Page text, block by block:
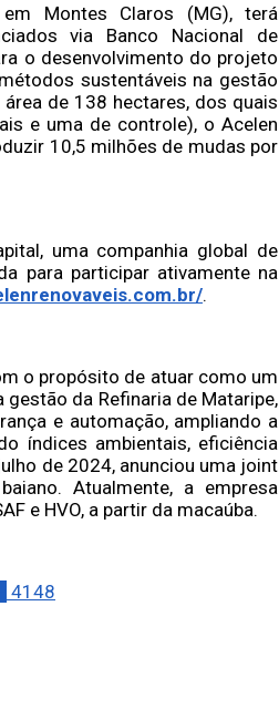
Montes Claros (MG), terá
via Banco Nacional de
o desenvolvimento do projeto
sustentáveis na gestão
de 138 hectares, dos quais
e uma de controle), o Acelen
10,5 milhões de mudas por
uma companhia global de
para participar ativamente na
.
o propósito de atuar como um
da Refinaria de Mataripe,
e automação, ampliando a
índices ambientais, eficiência
de 2024, anunciou uma joint
Atualmente, a empresa
e HVO, a partir da macaúba.
4148